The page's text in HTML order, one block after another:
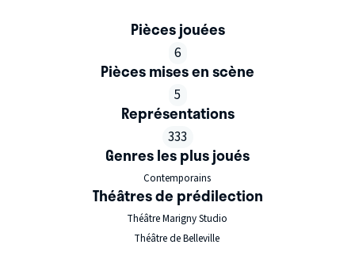
Pièces jouées
6
Pièces mises en scène
5
Représentations
333
Genres les plus joués
Contemporains
Théâtres de prédilection
Théâtre Marigny Studio
Théâtre de Belleville